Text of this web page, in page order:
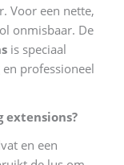
Voor een nette,
onmisbaar. De
is speciaal
professioneel
extensions?
en een